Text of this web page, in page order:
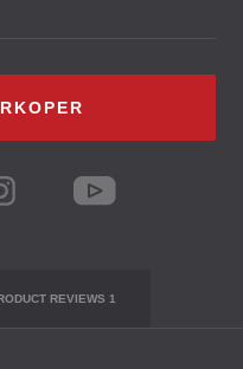
REVIEWS 1